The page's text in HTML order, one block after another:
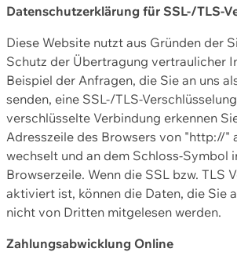
Datenschutzerklärung für SSL-/TLS-
Diese Website nutzt aus Gründen der
Schutz der Übertragung vertraulicher
Beispiel der Anfragen, die Sie an uns
senden, eine SSL-/TLS-
verschlüsselte Verbindung erkennen
Adresszeile des Browsers von "http://"
wechselt und an dem Schloss-Symbol
Browserzeile. Wenn die SSL bzw. TLS
aktiviert ist, können die Daten, die Sie
nicht von Dritten mitgelesen werden.
Zahlungsabwicklung Online